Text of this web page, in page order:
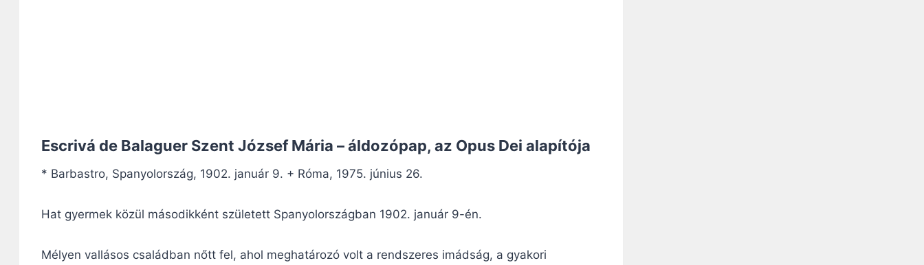
Escrivá de Balaguer Szent József Mária – áldozópap, az Opus Dei alapítója
* Barbastro, Spanyolország, 1902. január 9. + Róma, 1975. június 26.
Hat gyermek közül másodikként született Spanyolországban 1902. január 9-én.
Mélyen vallásos családban nőtt fel, ahol meghatározó volt a rendszeres imádság, a gyakori